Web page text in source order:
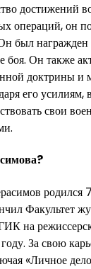
достижений
операций, он
был
боя. Он также
доктрины и
его
свои
родился
Факультет
на
За свою
«Личное